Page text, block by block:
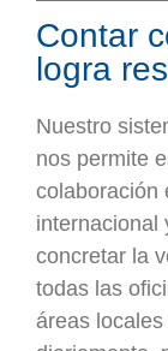
Contar
logra
Nuestro
nos permite
colaboración
internacional
concretar la
todas las
áreas